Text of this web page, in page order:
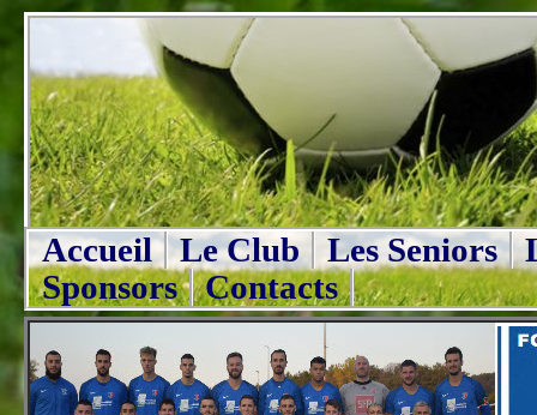
Accueil Le Club Les Seniors
Sponsors
Contacts